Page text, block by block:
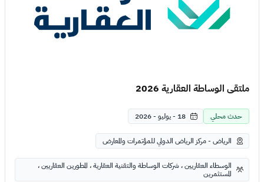
ملتقى الوساطة العقارية 2026
حدث محلي 18 - يوليو - 2026
الرياض - مركز الرياض الدولي للمؤتمرات والمعارض
الوسطاء العقاريين ، شركات الوساطة والتقنية العقارية ، المطورين العقاريين ،
المستثمرين